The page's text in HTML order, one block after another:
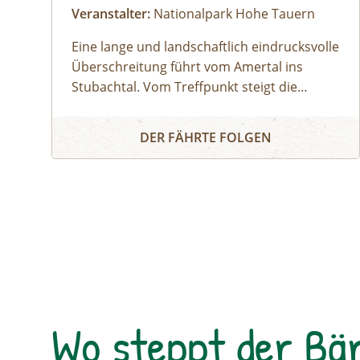
Veranstalter: Nationalpark Hohe Tauern
Eine lange und landschaftlich eindrucksvolle
Überschreitung führt vom Amertal ins
Stubachtal. Vom Treffpunkt steigt die
Amertaler Scharte auf und folgt
anschließend einem aussichtsreichen Grat
über den Gletscher, wo die Auswirkungen
des Klimawandels deutlich sichtbar sind.
Überschreitung Amertal - Stubachtal
DER FÄHRTE FOLGEN
Wo steppt der